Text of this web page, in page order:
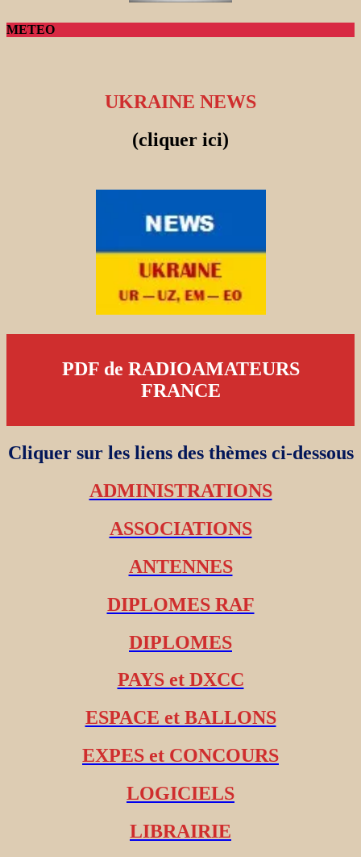
METEO
UKRAINE NEWS
(cliquer ici)
PDF de RADIOAMATEURS
FRANCE
Cliquer sur les liens des thèmes ci-dessous
ADMINISTRATIONS
ASSOCIATIONS
ANTENNES
DIPLOMES RAF
DIPLOMES
PAYS et DXCC
ESPACE et BALLONS
EXPES et CONCOURS
LOGICIELS
LIBRAIRIE